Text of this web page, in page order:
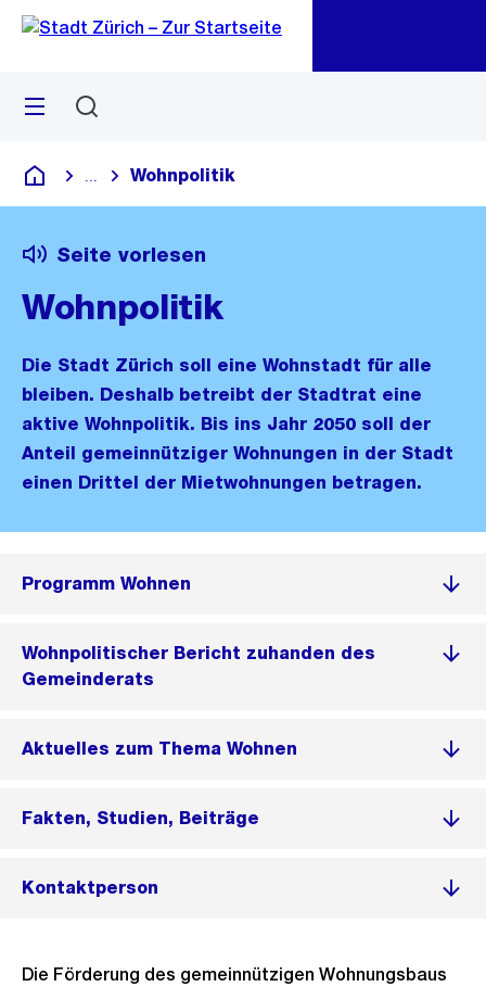
Navigation
Sprunglink
Menü
Deutsch
Blende alle Breadcrumbs ein
Wohnpolitik
Seite vorlesen
Wohnpolitik
Die Stadt Zürich soll eine Wohnstadt für alle
bleiben. Deshalb betreibt der Stadtrat eine
aktive Wohnpolitik. Bis ins Jahr 2050 soll der
Anteil gemeinnütziger Wohnungen in der Stadt
einen Drittel der Mietwohnungen betragen.
Programm Wohnen
Wohnpolitischer Bericht zuhanden des
Gemeinderats
Aktuelles zum Thema Wohnen
Fakten, Studien, Beiträge
Kontaktperson
Die Förderung des gemeinnützigen Wohnungsbaus